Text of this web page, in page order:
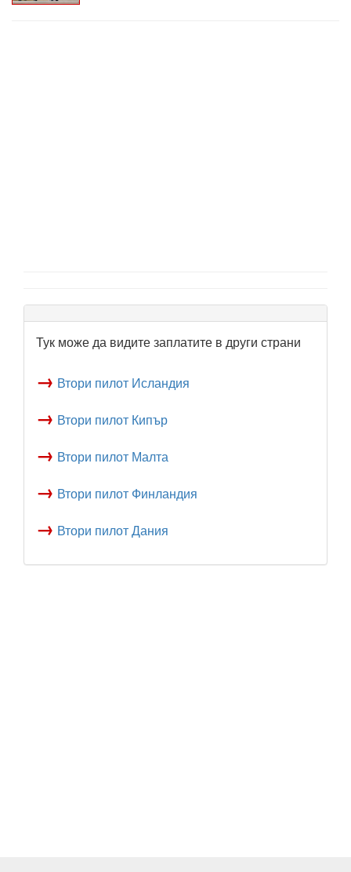
Тук може да видите заплатите в други страни
→ Втори пилот Исландия
→ Втори пилот Кипър
→ Втори пилот Малта
→ Втори пилот Финландия
→ Втори пилот Дания